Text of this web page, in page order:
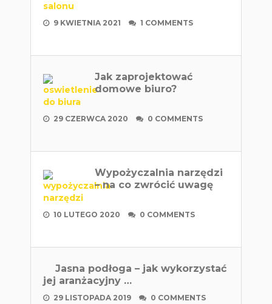
9 KWIETNIA 2021 1 COMMENTS
Jak zaprojektować
domowe biuro?
29 CZERWCA 2020 0 COMMENTS
Wypożyczalnia narzędzi
– na co zwrócić uwagę
10 LUTEGO 2020 0 COMMENTS
Jasna podłoga – jak wykorzystać
jej aranżacyjny …
29 LISTOPADA 2019 0 COMMENTS